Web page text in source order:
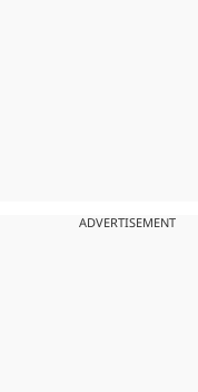
ADVERTISEMENT